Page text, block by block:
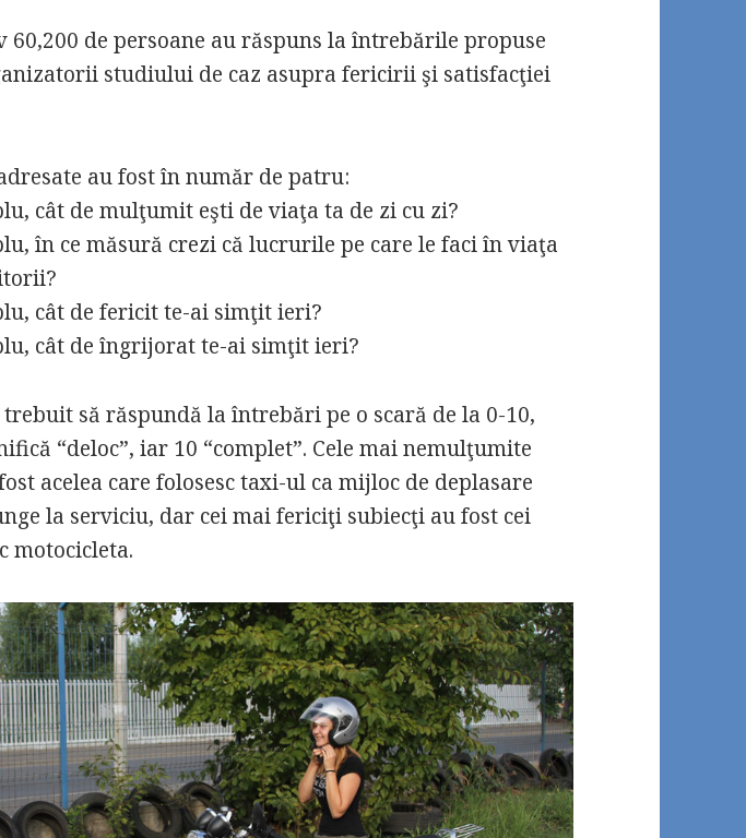
de persoane au răspuns la întrebările propuse
studiului de caz asupra fericirii şi satisfacţiei
au fost în număr de patru:
cât de mulţumit eşti de viaţa ta de zi cu zi?
în ce măsură crezi că lucrurile pe care le faci în viaţa
cât de fericit te-ai simţit ieri?
cât de îngrijorat te-ai simţit ieri?
să răspundă la întrebări pe o scară de la 0-10,
“deloc”, iar 10 “complet”. Cele mai nemulţumite
acelea care folosesc taxi-ul ca mijloc de deplasare
la serviciu, dar cei mai fericiţi subiecţi au fost cei
motocicleta.